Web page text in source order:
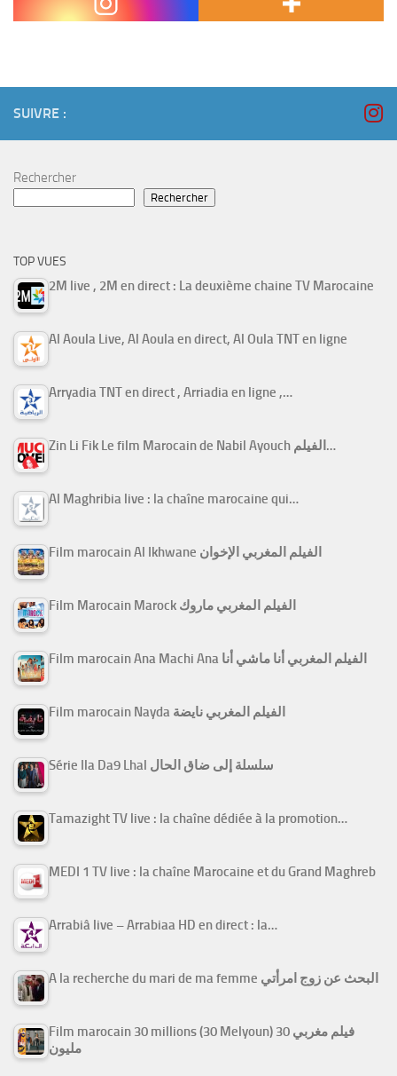
la police et un réseau de trafic de drogues. Cette...
SUIVRE :
Rechercher
Rechercher
TOP VUES
2M live , 2M en direct : La deuxième chaine TV Marocaine
Al Aoula Live, Al Aoula en direct, Al Oula TNT en ligne
Arryadia TNT en direct , Arriadia en ligne ,…
Zin Li Fik Le film Marocain de Nabil Ayouch الفيلم…
Al Maghribia live : la chaîne marocaine qui…
Film marocain Al Ikhwane الفيلم المغربي الإخوان
Film Marocain Marock الفيلم المغربي ماروك
Film marocain Ana Machi Ana الفيلم المغربي أنا ماشي أنا
Film marocain Nayda الفيلم المغربي نايضة
Série Ila Da9 Lhal سلسلة إلى ضاق الحال
Tamazight TV live : la chaîne dédiée à la promotion…
MEDI 1 TV live : la chaîne Marocaine et du Grand Maghreb
Arrabiâ live – Arrabiaa HD en direct : la…
A la recherche du mari de ma femme البحث عن زوج امرأتي
Film marocain 30 millions (30 Melyoun) فيلم مغربي 30
مليون